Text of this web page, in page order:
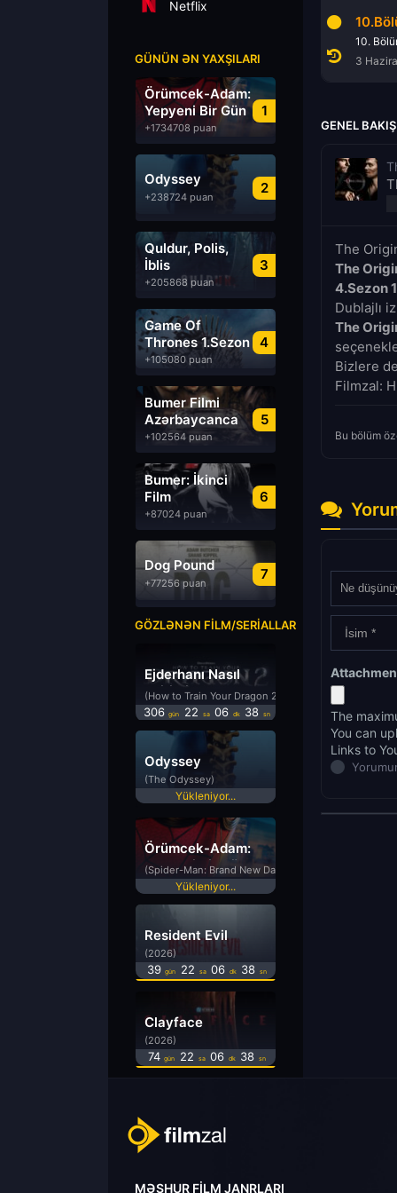
Netflix
GÜNÜN ƏN YAXŞILARI
1
Örümcek-Adam:
Yepyeni Bir Gün
+1734708 puan
2
Odyssey
+238724 puan
3
Quldur, Polis,
İblis
+205868 puan
4
Game Of
Thrones 1.Sezon
Türkçe Dublaj
izle
+105080 puan
5
Bumer Filmi
Azərbaycanca
Dublyaj izle
+102564 puan
6
Bumer: İkinci
Film
Azərbaycanca
Dublyaj izle
+87024 puan
7
Dog Pound
+77256 puan
GÖZLƏNƏN FILM/SERIALLAR
Ejderhanı Nasıl
Eğitirsin 2
(How to Train Your Dragon 2)
306 gün 22 sa 06 dk 37 sn
Odyssey
(The Odyssey)
Yükleniyor...
Örümcek-Adam:
Yepyeni Bir Gün
(Spider-Man: Brand New Day)
Yükleniyor...
Resident Evil
(2026)
39 gün 22 sa 06 dk 37 sn
Clayface
(2026)
74 gün 22 sa 06 dk 37 sn
20 Mayıs 2017
10.
3
GENEL BAKIŞ
The
The
4.Sezon
Dublajlı
The
Bizlere
Filmzal:
Bu bölüm
The
You can
Links to
MƏŞHUR FILM JANRLARI